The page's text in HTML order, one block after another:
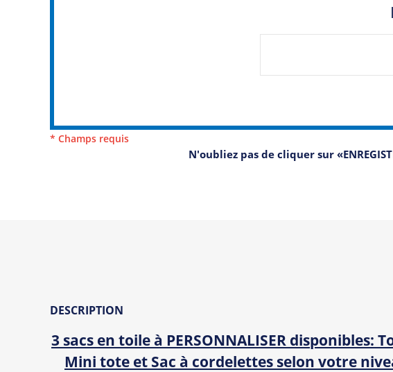
* Champs requis
N'oubliez pas de cliquer sur
DESCRIPTION
3 sacs en toile à PERSONNALISER disponibles:
Mini tote et Sac à cordelettes selon votre